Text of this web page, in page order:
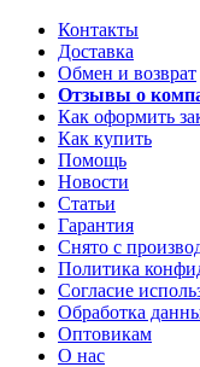
Контакты
Доставка
Обмен и возврат
Отзывы о
Как оформить
Как купить
Помощь
Новости
Статьи
Гарантия
Снято с
Политика
Согласие
Обработка
Оптовикам
О нас